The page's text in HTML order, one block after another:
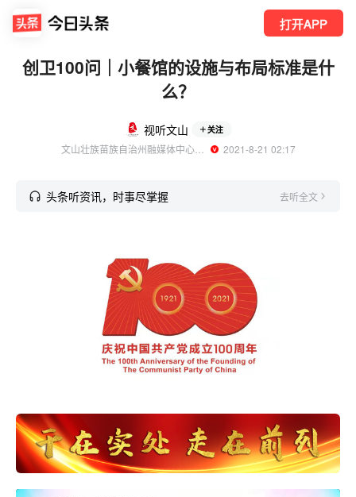
打开APP
创卫100问｜小餐馆的设施与布局标准是什
么？
视听文山 关注
文山壮族苗族自治州融媒体中心官方账号
  2021-8-21 02:17
头条听资讯，时事尽掌握 去听全文